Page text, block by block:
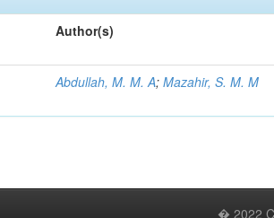
Author(s)
Abdullah, M. M. A;Mazahir, S. M. M
� 2022